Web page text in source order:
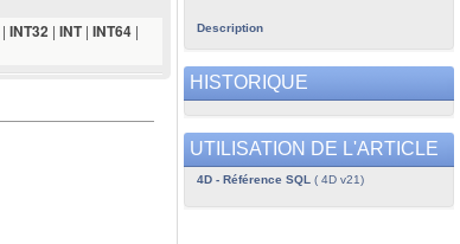
| INT32 | INT | INT64 |
Description
HISTORIQUE
UTILISATION DE L'ARTICLE
4D - Référence SQL ( 4D v21)